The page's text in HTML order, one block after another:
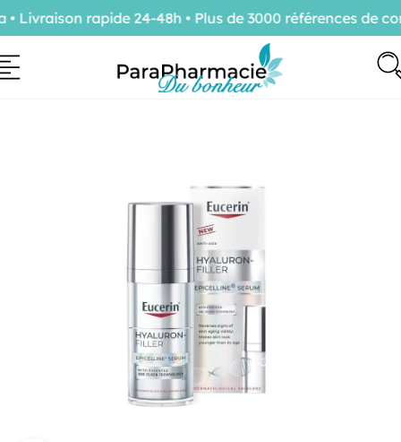
rapide 24-48h • Plus de 3000 références de